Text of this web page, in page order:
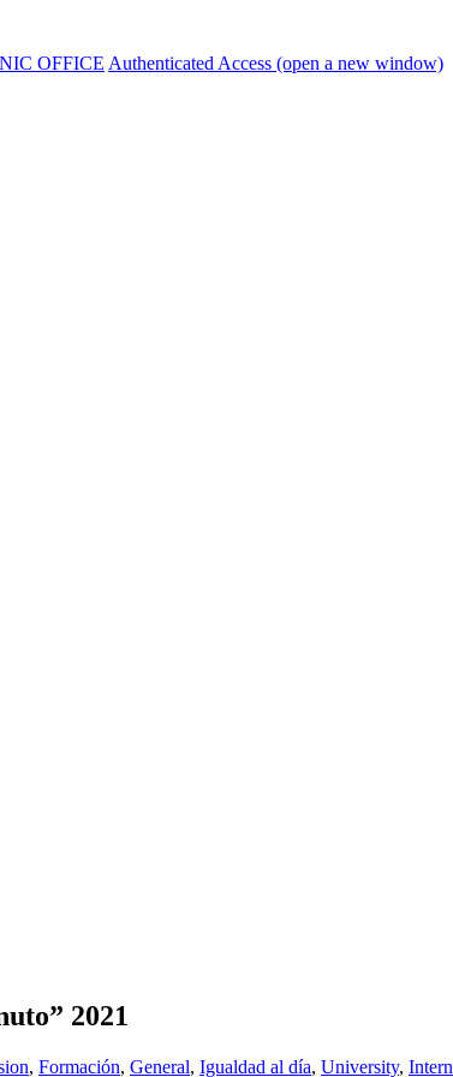
OFFICE Authenticated Access (open a new window)
2021
, Formación, General, Igualdad al día, University,